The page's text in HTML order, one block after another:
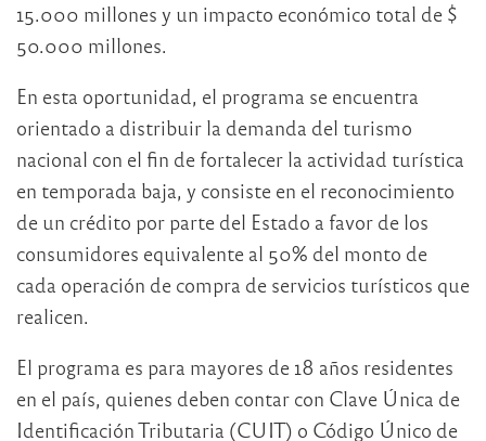
15.000 millones y un impacto económico total de $
50.000 millones.
En esta oportunidad, el programa se encuentra
orientado a distribuir la demanda del turismo
nacional con el fin de fortalecer la actividad turística
en temporada baja, y consiste en el reconocimiento
de un crédito por parte del Estado a favor de los
consumidores equivalente al 50% del monto de
cada operación de compra de servicios turísticos que
realicen.
El programa es para mayores de 18 años residentes
en el país, quienes deben contar con Clave Única de
Identificación Tributaria (CUIT) o Código Único de